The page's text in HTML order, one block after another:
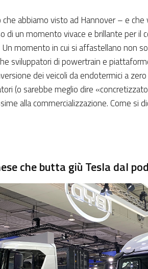
abbiamo visto ad Hannover – e
di un momento vivace e brillante per il
momento in cui si affastellano non
sviluppatori di powertrain e
dei veicoli da endotermici a
(o sarebbe meglio dire
alla commercializzazione. Come si
che butta giù Tesla dal